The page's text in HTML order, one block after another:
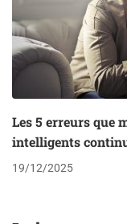
Les 5 erreurs que
intelligents
19/12/2025